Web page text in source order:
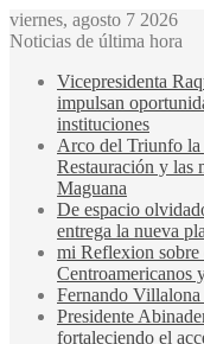
viernes, agosto 7 2026
Noticias de última hora
Vicepresidenta
impulsan
instituciones
Arco del Triunfo la
Restauración y las
Maguana
De espacio
entrega la nueva
mi Reflexion sobre
Centroamericanos
Fernando Villalona
Presidente
fortaleciendo el